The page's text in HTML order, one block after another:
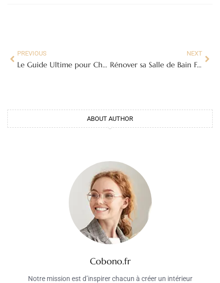
PREVIOUS
Le Guide Ultime pour Choisir et Installer votre Carrelage Mosaïque Sol
NEXT
Rénover sa Salle de Bain Facilement avec l’Adhésif Carrelage : Guide Complet
ABOUT AUTHOR
Cobono.fr
Notre mission est d’inspirer chacun à créer un intérieur